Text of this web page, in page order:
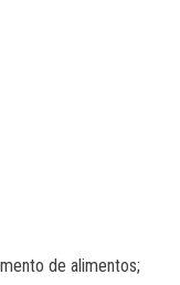
de alimentos;